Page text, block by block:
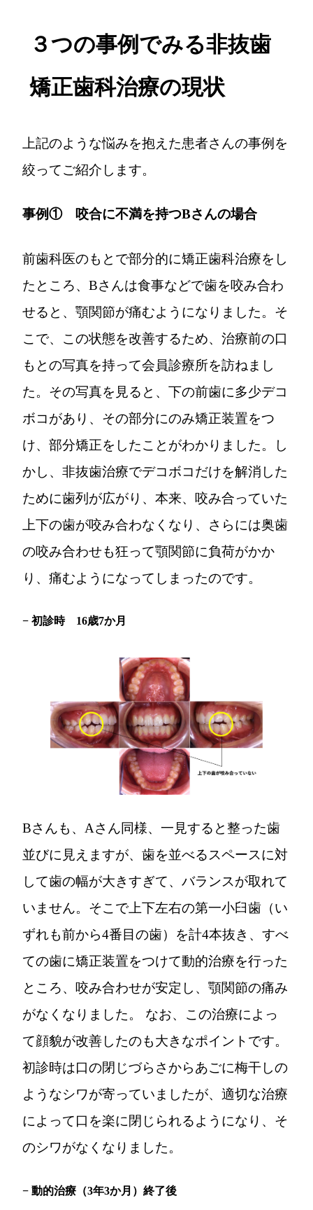
３つの事例でみる非抜歯
矯正歯科治療の現状
上記のような悩みを抱えた患者さんの事例を
絞ってご紹介します。
事例① 咬合に不満を持つBさんの場合
前歯科医のもとで部分的に矯正歯科治療をし
たところ、Bさんは食事などで歯を咬み合わ
せると、顎関節が痛むようになりました。そ
こで、この状態を改善するため、治療前の口
もとの写真を持って会員診療所を訪ねまし
た。その写真を見ると、下の前歯に多少デコ
ボコがあり、その部分にのみ矯正装置をつ
け、部分矯正をしたことがわかりました。し
かし、非抜歯治療でデコボコだけを解消した
ために歯列が広がり、本来、咬み合っていた
上下の歯が咬み合わなくなり、さらには奥歯
の咬み合わせも狂って顎関節に負荷がかか
り、痛むようになってしまったのです。
− 初診時 16歳7か月
Bさんも、Aさん同様、一見すると整った歯
並びに見えますが、歯を並べるスペースに対
して歯の幅が大きすぎて、バランスが取れて
いません。そこで上下左右の第一小臼歯（い
ずれも前から4番目の歯）を計4本抜き、すべ
ての歯に矯正装置をつけて動的治療を行った
ところ、咬み合わせが安定し、顎関節の痛み
がなくなりました。 なお、この治療によっ
て顔貌が改善したのも大きなポイントです。
初診時は口の閉じづらさからあごに梅干しの
ようなシワが寄っていましたが、適切な治療
によって口を楽に閉じられるようになり、そ
のシワがなくなりました。
− 動的治療（3年3か月）終了後